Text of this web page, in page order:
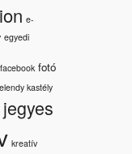
e-
egyedi
facebook fotó
kastély
jegyes
kreatív